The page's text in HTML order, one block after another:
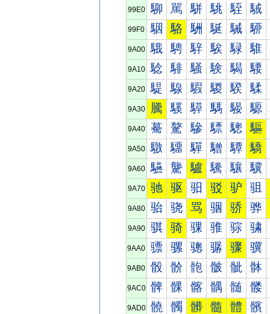
99E0 駠 駡 駢 駣 駤 駥
99F0 駰 駱 駲 駳 駴 駵
9A00 騀 騁 騂 騃 騄 騅
9A10 騐 騑 騒 験 騔 騕
9A20 騠 騡 騢 騣 騤 騥
9A30 騰 騱 騲 騳 騴 騵
9A40 驀 驁 驂 驃 驄 驅
9A50 驐 驑 驒 驓 驔 驕
9A60 驠 驡 驢 驣 驤 驥
9A70 驰 驱 驲 驳 驴 驵
9A80 骀 骁 骂 骃 骄 骅
9A90 骐 骑 骒 骓 骔 骕
9AA0 骠 骡 骢 骣 骤 骥
9AB0 骰 骱 骲 骳 骴 骵
9AC0 髀 髁 髂 髃 髄 髅
9AD0 髐 髑 髒 髓 體 髕